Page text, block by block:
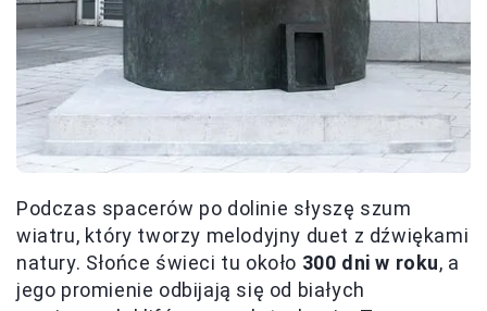
Podczas spacerów po dolinie słyszę szum
wiatru, który tworzy melodyjny duet z dźwiękami
natury. Słońce świeci tu około 300 dni w roku, a
jego promienie odbijają się od białych